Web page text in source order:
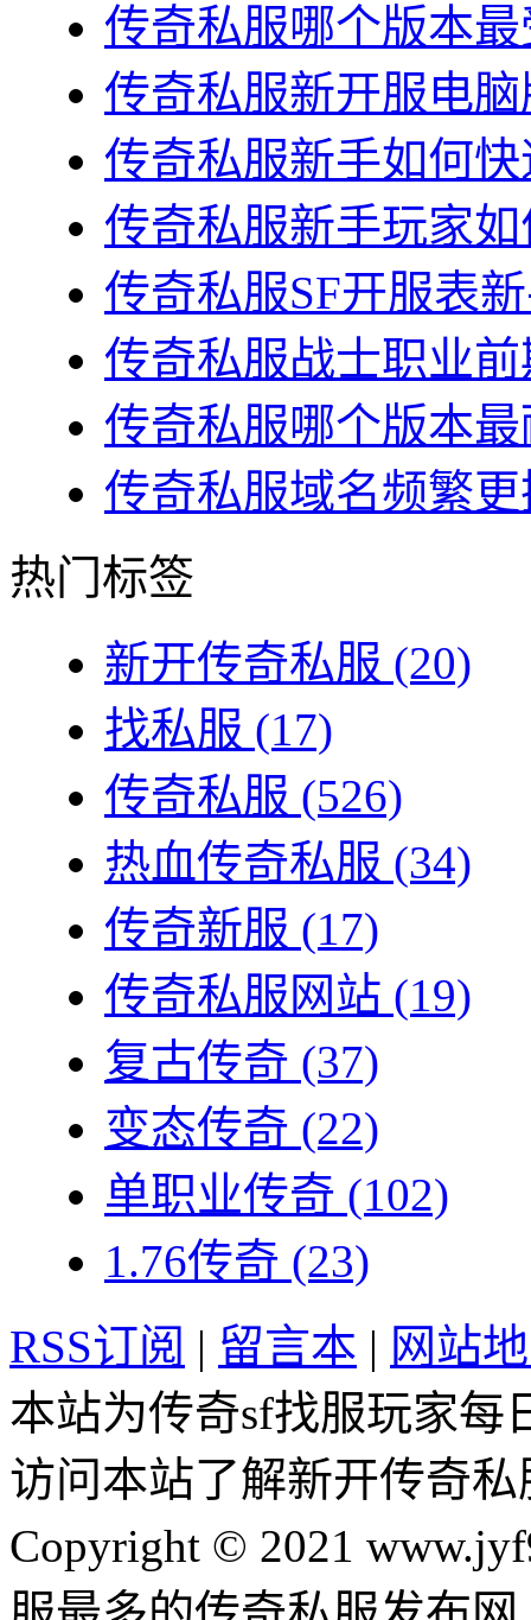
传奇私服哪个版本
传奇私服新开服电
传奇私服新手如何
传奇私服新手玩家
传奇私服SF开服表
传奇私服战士职业
传奇私服哪个版本
传奇私服域名频繁
热门标签
新开传奇私服 (20)
找私服 (17)
传奇私服 (526)
热血传奇私服 (34)
传奇新服 (17)
传奇私服网站 (19)
复古传奇 (37)
变态传奇 (22)
单职业传奇 (102)
1.76传奇 (23)
RSS订阅 | 留言本 | 网站
本站为传奇sf找服玩家每
访问本站了解新开传奇
Copyright © 2021